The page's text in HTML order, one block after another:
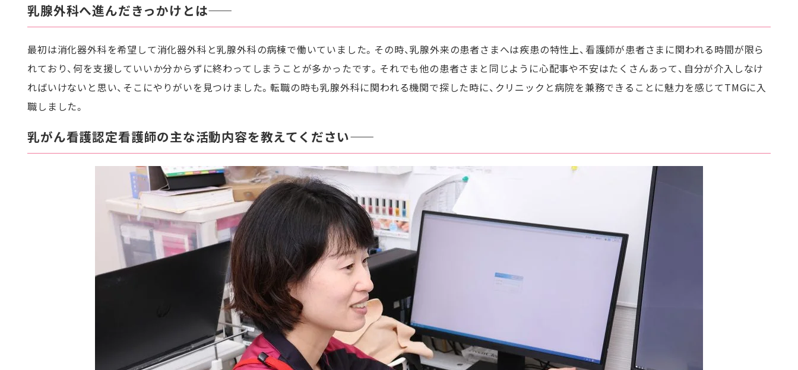
乳腺外科へ進んだきっかけとは――
最初は消化器外科を希望して消化器外科と乳腺外科の病棟で働いていました。その時、乳腺外来の患者さまへは疾患の特性上、看護師が患者さまに関われる時間が限ら
れており、何を支援していいか分からずに終わってしまうことが多かったです。それでも他の患者さまと同じように心配事や不安はたくさんあって、自分が介入しなけ
ればいけないと思い、そこにやりがいを見つけました。転職の時も乳腺外科に関われる機関で探した時に、クリニックと病院を兼務できることに魅力を感じてTMGに入
職しました。
乳がん看護認定看護師の主な活動内容を教えてください――